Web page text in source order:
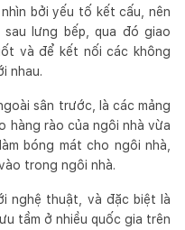
bởi yếu tố kết cấu, nên
lưng bếp, qua đó giao
và để kết nối các không
nhau.
sân trước, là các mảng
hàng rào của ngôi nhà vừa
bóng mát cho ngôi nhà,
trong ngôi nhà.
nghệ thuật, và đặc biệt là
tầm ở nhiều quốc gia trên